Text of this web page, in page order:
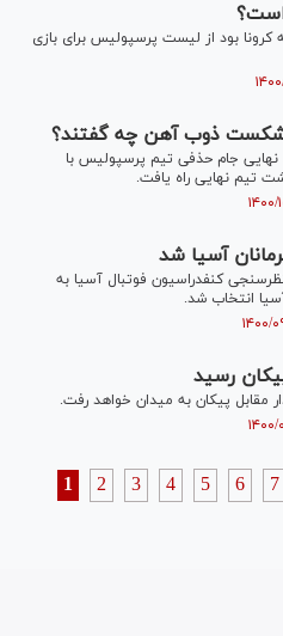
است؟
بود از لیست پرسپولیس برای بازی
شکست ذوب آهن چه گفتند؟
جام حذفی تیم پرسپولیس با
نهایی راه یافت.
آسیا شد
کنفدراسیون فوتبال آسیا به
انتخاب شد.
رسید
مقابل پیکان به میدان خواهد رفت.
1 2 3 4 5 6 7